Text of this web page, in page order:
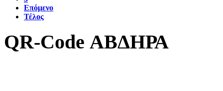
Επόμενο
Τέλος
QR-Code ΑΒΔΗΡΑ